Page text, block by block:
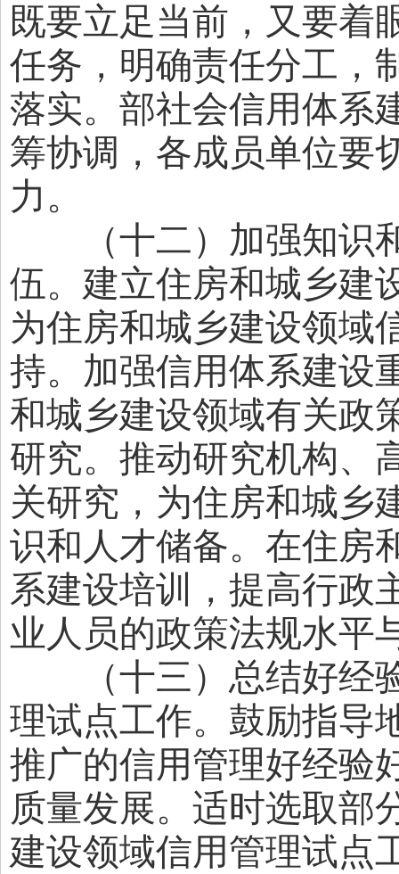
既要立足当前，又要着
任务，明确责任分工，
落实。部社会信用体系
筹协调，各成员单位要
力。
（十二）加强知识和
伍。建立住房和城乡建
为住房和城乡建设领域
持。加强信用体系建设
和城乡建设领域有关政
研究。推动研究机构、
关研究，为住房和城乡
识和人才储备。在住房
系建设培训，提高行政
业人员的政策法规水平
（十三）总结好经验
理试点工作。鼓励指导
推广的信用管理好经验
质量发展。适时选取部
建设领域信用管理试点